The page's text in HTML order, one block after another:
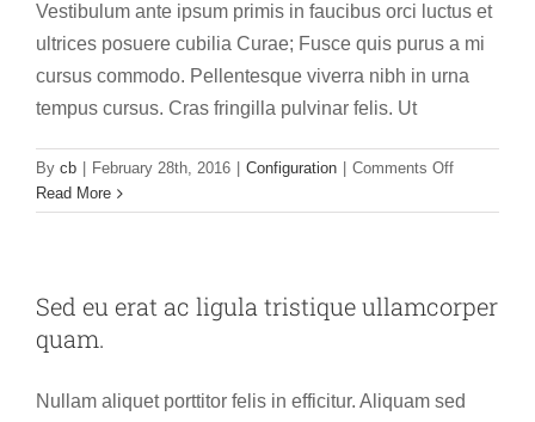
Vestibulum ante ipsum primis in faucibus orci luctus et
ultrices posuere cubilia Curae; Fusce quis purus a mi
cursus commodo. Pellentesque viverra nibh in urna
tempus cursus. Cras fringilla pulvinar felis. Ut
By cb February 28th, 2016 Configuration Comments Offon
et
ante
Read More
Sed eu erat ac ligula tristique ullamcorper
quam.
Nullam aliquet porttitor felis in efficitur. Aliquam sed